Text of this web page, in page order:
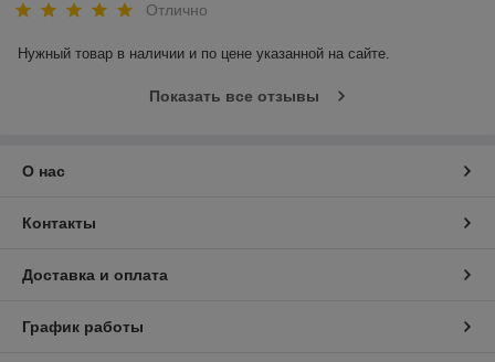
Отлично
Нужный товар в наличии и по цене указанной на сайте.
Показать все отзывы
О нас
Контакты
Доставка и оплата
График работы